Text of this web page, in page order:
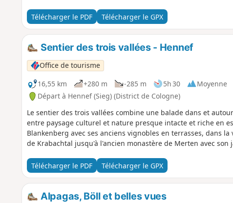
Télécharger le PDF
Télécharger le GPX
Sentier des trois vallées - Hennef
Office de tourisme
16,55 km
+280 m -285 m 5h 30
Moyenne
Départ à Hennef (Sieg) (District de Cologne)
Le sentier des trois vallées combine une balade dans et
entre paysage culturel et nature presque intacte et riche en
Blankenberg avec ses anciens vignobles en terrasses, dans
de Krabachtal jusqu'à l'ancien monastère de Merten avec
Télécharger le PDF Télécharger le GPX
Alpagas, Böll et belles vues